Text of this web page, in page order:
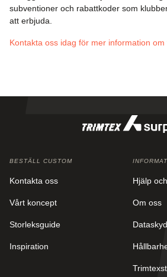
subventioner och rabattkoder som
att erbjuda.
Kontakta oss idag för mer information om
BESTÄLL CUSTOM
Kontakta oss
Vårt koncept
Storleksguide
Inspiration
Hjälp
Om oss